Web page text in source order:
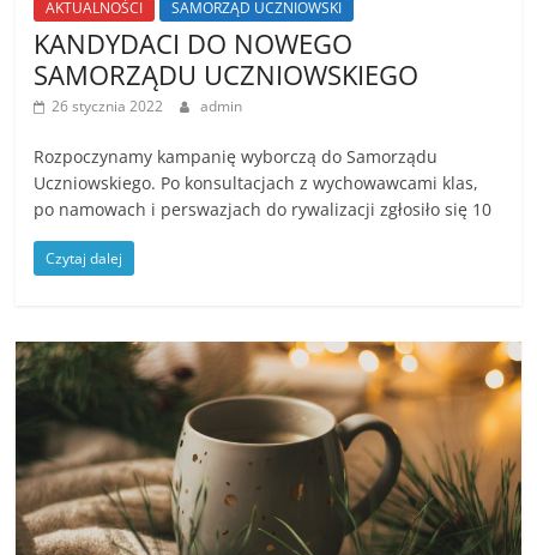
AKTUALNOŚCI SAMORZĄD UCZNIOWSKI
KANDYDACI DO NOWEGO
SAMORZĄDU UCZNIOWSKIEGO
26 stycznia 2022 admin
Rozpoczynamy kampanię wyborczą do Samorządu
Uczniowskiego. Po konsultacjach z wychowawcami klas,
po namowach i perswazjach do rywalizacji zgłosiło się 10
Czytaj dalej